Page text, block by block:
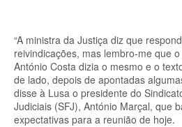
“A ministra da Justiça diz que
reivindicações, mas lembro-me que
António Costa dizia o mesmo e o
de lado, depois de apontadas
disse à Lusa o presidente do
Judiciais (SFJ), António Marçal, que
expectativas para a reunião de hoje.